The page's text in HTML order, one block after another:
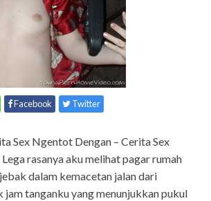
Facebook Twitter
Sex Ngentot Dengan – Cerita Sex
rasanya aku melihat pagar rumah
dalam kemacetan jalan dari
jam tanganku yang menunjukkan pukul